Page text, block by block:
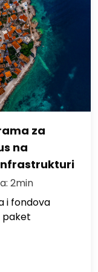
za
na
2min
i fondova
paket